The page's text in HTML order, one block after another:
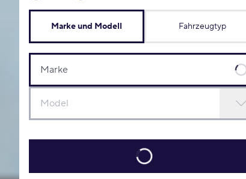
Marke und Modell Fahrzeugtyp